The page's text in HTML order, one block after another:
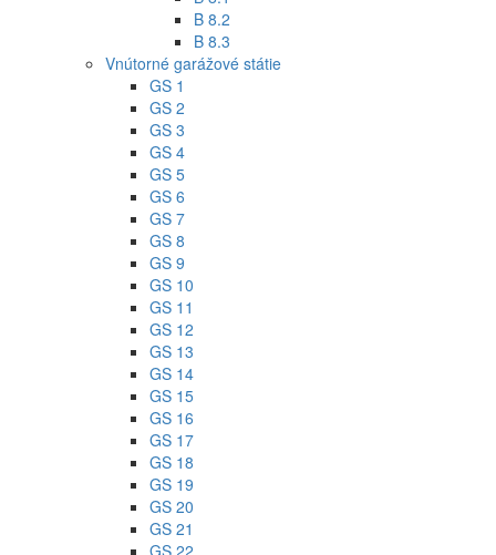
B 8.2
B 8.3
Vnútorné garážové státie
GS 1
GS 2
GS 3
GS 4
GS 5
GS 6
GS 7
GS 8
GS 9
GS 10
GS 11
GS 12
GS 13
GS 14
GS 15
GS 16
GS 17
GS 18
GS 19
GS 20
GS 21